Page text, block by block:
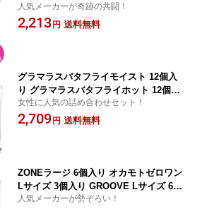
ティ 10個入り GROOVE 12個入り 合計
2点セット コンドーム 避妊具 スキン ゴ
人気メーカーが奇跡の共闘！
2,213 円 送料無料
グラマラスバタフライモイスト 12個入
り グラマラスバタフライホット 12個入
り グラマラスバタフライジェルリッチ 8
個入り グラマラスバタフライメルティ 1
女性に人気の詰め合わせセット！
2,709 円 送料無料
ZONEラージ 6個入り オカモトゼロワン
Lサイズ 3個入り GROOVE Lサイズ 6個
入り グラマラスバタフライL 8個入り H
人気メーカーが勢ぞろい！